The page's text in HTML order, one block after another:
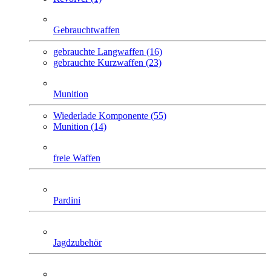
Gebrauchtwaffen
gebrauchte Langwaffen (16)
gebrauchte Kurzwaffen (23)
Munition
Wiederlade Komponente (55)
Munition (14)
freie Waffen
Pardini
Jagdzubehör